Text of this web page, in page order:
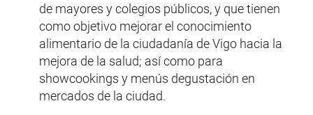
de mayores y colegios públicos, y que tienen
como objetivo mejorar el conocimiento
alimentario de la ciudadanía de Vigo hacia la
mejora de la salud; así como para
showcookings y menús degustación en
mercados de la ciudad.